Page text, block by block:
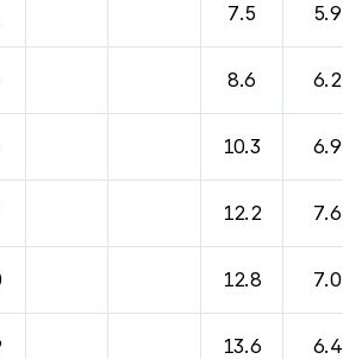
7.5 5.9
8.6 6.2
10.3 6.9
12.2 7.6
12.8 7.0
13.6 6.4